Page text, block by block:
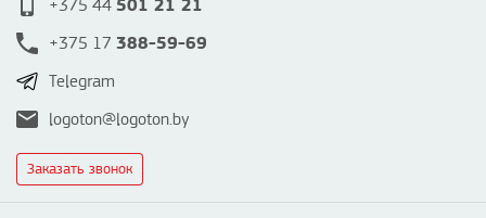
+375 44 501 21 21
+375 17 388-59-69
Telegram
logoton@logoton.by
Заказать звонок